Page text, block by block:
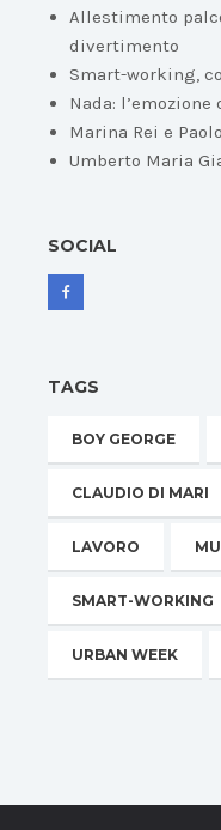
Allestimento
divertimento
Smart-working,
Nada:
Marina Rei e
Umberto Maria
SOCIAL
TAGS
BOY GEORGE
CLAUDIO DI MARI
LAVORO
SMART-WORKING
URBAN WEEK